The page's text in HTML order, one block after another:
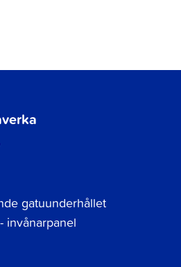
gatuunderhållet
invånarpanel